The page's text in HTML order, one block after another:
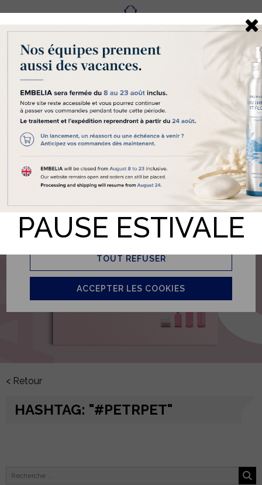
Eng
< Retour
HASHTAG: "#PETRPET"
Les cookies nous aident à
vous délivrer un service de
qualité
Embelia "nous" utilise des cookies et des
technologies similaires pour diverses raisons,
notamment pour réaliser des statistiques et vous
proposer des contenus personnalisés. Pour nous
permettre d’utiliser certain d’entre eux, nous avons
besoin de votre accord en cliquant sur le bouton «
Accepter les Cookies ». Si vous souhaitez obtenir
plus d’informations sur les Cookies que nous
utilisons et leur paramétrage, vous pouvez consulter
. Si vous ne
cliquez pas sur « Accepter les cookies » nous
n’utiliserons que ceux strictement nécessaires au bon
fonctionnement du site internet.
TOUT REFUSER
ACCEPTER LES COOKIES
PAUSE ESTIVALE